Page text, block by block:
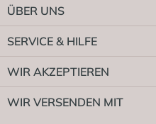
ÜBER UNS
SERVICE & HILFE
WIR AKZEPTIEREN
WIR VERSENDEN MIT